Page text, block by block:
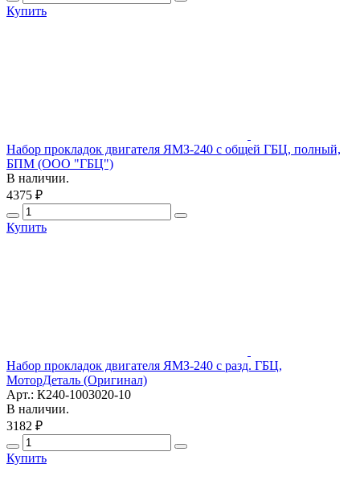
Купить
Набор прокладок двигателя ЯМЗ-240 с общей ГБЦ, полный,
БПМ (ООО "ГБЦ")
В наличии.
4375 ₽
Купить
Набор прокладок двигателя ЯМЗ-240 с разд. ГБЦ,
МоторДеталь (Оригинал)
Арт.: К240-1003020-10
В наличии.
3182 ₽
Купить